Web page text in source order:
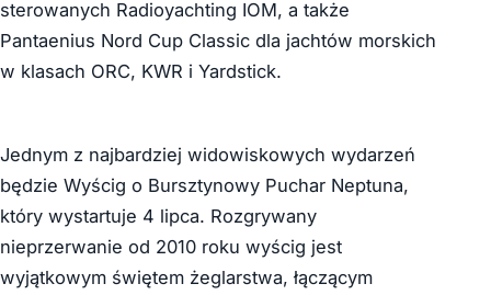
sterowanych Radioyachting IOM, a także
Pantaenius Nord Cup Classic dla jachtów morskich
w klasach ORC, KWR i Yardstick.
Jednym z najbardziej widowiskowych wydarzeń
będzie Wyścig o Bursztynowy Puchar Neptuna,
który wystartuje 4 lipca. Rozgrywany
nieprzerwanie od 2010 roku wyścig jest
wyjątkowym świętem żeglarstwa, łączącym